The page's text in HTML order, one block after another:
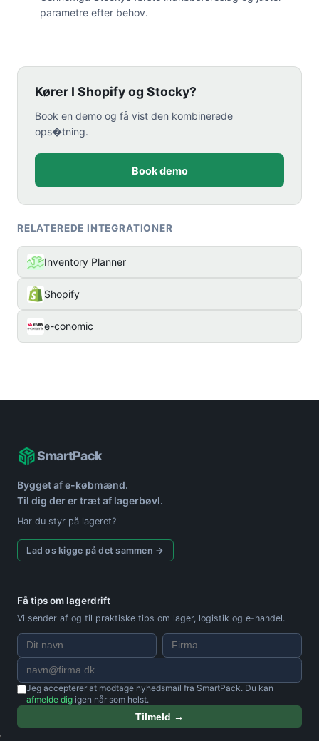
parametre efter behov.
Kører I Shopify og Stocky?
Book en demo og få vist den kombinerede
ops�tning.
Book demo
RELATEREDE INTEGRATIONER
Inventory Planner
Shopify
e-conomic
SmartPack
Bygget af e-købmænd.
Til dig der er træt af lagerbøvl.
Har du styr på lageret?
Lad os kigge på det sammen →
Få tips om lagerdrift
Vi sender af og til praktiske tips om lager, logistik og e-handel.
Jeg accepterer at modtage nyhedsmail fra SmartPack. Du kan
afmelde dig igen når som helst.
Tilmeld →